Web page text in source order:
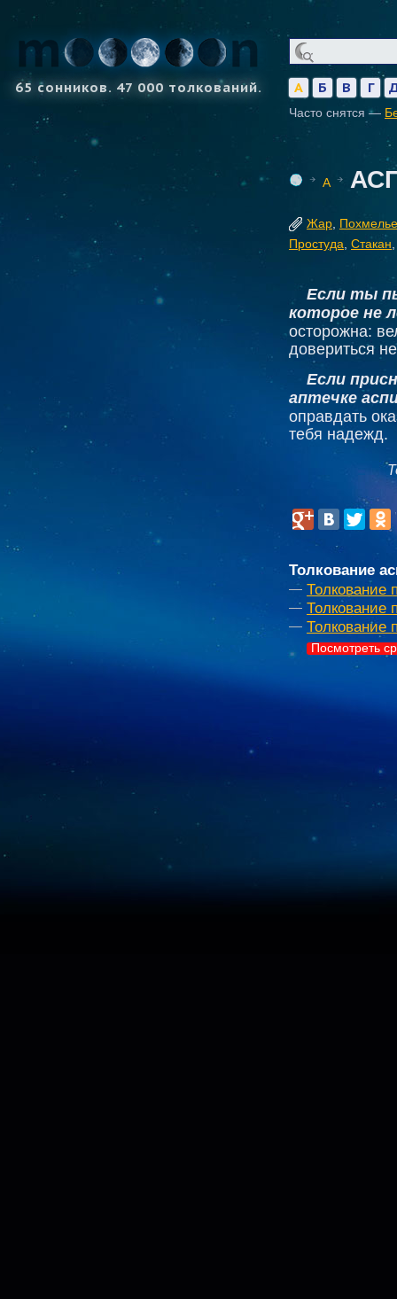
65 сонников. 47 000 толкований. А Б В Г
Часто снятся —
А
Жар Похмелье
Простуда Стакан
Если ты
которое не
осторожна:
довериться
Если
аптечке
оправдать
тебя надежд.
Толкование
Толкование
Толкование
Толкование
Посмотреть